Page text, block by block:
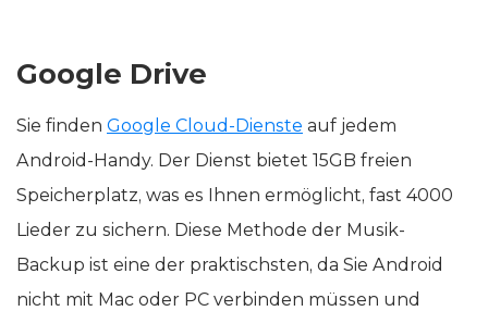
Google Drive
Sie finden Google Cloud-Dienste auf jedem
Android-Handy. Der Dienst bietet 15GB freien
Speicherplatz, was es Ihnen ermöglicht, fast 4000
Lieder zu sichern. Diese Methode der Musik-
Backup ist eine der praktischsten, da Sie Android
nicht mit Mac oder PC verbinden müssen und